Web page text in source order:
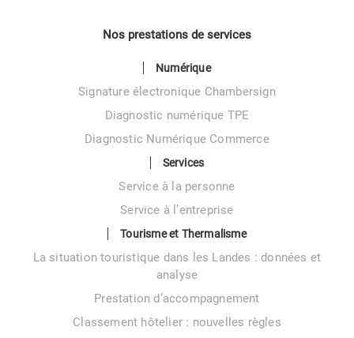
Nos prestations de services
Numérique
Signature électronique Chambersign
Diagnostic numérique TPE
Diagnostic Numérique Commerce
Services
Service à la personne
Service à l’entreprise
Tourisme et Thermalisme
La situation touristique dans les Landes : données et
analyse
Prestation d’accompagnement
Classement hôtelier : nouvelles règles